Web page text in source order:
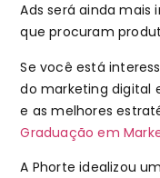
Ads será ainda
que procuram
Se você está
do marketing digital
e as melhores
Graduação em
A Phorte idealizou